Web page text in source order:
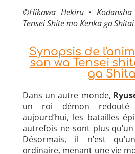
©Hikawa Hekiru •
Tensei Shite mo Kenka ga Shitai
Synopsis de
san wa Tensei
ga
Dans un autre monde,
un roi démon
aujourd’hui, les batailles
autrefois ne sont plus
Désormais, il n’est
ordinaire, menant une vie